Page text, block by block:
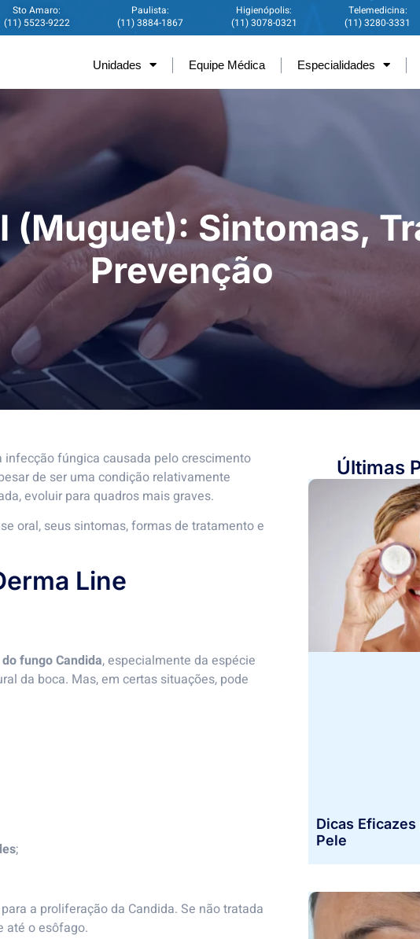
Sto Amaro:
(11) 5523-9222
Paulista:
(11) 3884-1867
Higienópolis:
(11) 3078-0321
Telemedicina:
(11) 3280-3331
Unidades Equipe Médica Especialidades
(Muguet): Sintomas,
Prevenção
infecção fúngica causada pelo crescimento
de ser uma condição relativamente
evoluir para quadros mais graves.
oral, seus sintomas, formas de tratamento e
fungo Candida, especialmente da espécie
da boca. Mas, em certas situações, pode
;
a proliferação da Candida. Se não tratada
até o esôfago.
Últimas
Dicas
Pele